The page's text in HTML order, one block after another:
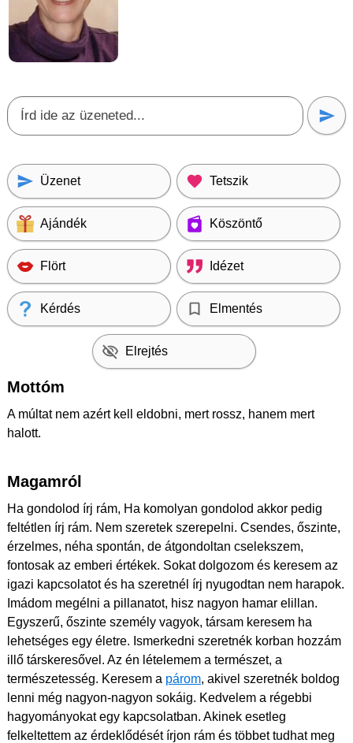
Üzenet Tetszik
Ajándék Köszöntő
Flört Idézet
Kérdés Elmentés
Elrejtés
Mottóm
A múltat nem azért kell eldobni, mert rossz, hanem mert
halott.
Magamról
Ha gondolod írj rám, Ha komolyan gondolod akkor pedig
feltétlen írj rám. Nem szeretek szerepelni. Csendes, őszinte,
érzelmes, néha spontán, de átgondoltan cselekszem,
fontosak az emberi értékek. Sokat dolgozom és keresem az
igazi kapcsolatot és ha szeretnél írj nyugodtan nem harapok.
Imádom megélni a pillanatot, hisz nagyon hamar elillan.
Egyszerű, őszinte személy vagyok, társam keresem ha
lehetséges egy életre. Ismerkedni szeretnék korban hozzám
illő társkeresővel. Az én lételemem a természet, a
természetesség. Keresem a párom, akivel szeretnék boldog
lenni még nagyon-nagyon sokáig. Kedvelem a régebbi
hagyományokat egy kapcsolatban. Akinek esetleg
felkeltettem az érdeklődését írjon rám és többet tudhat meg